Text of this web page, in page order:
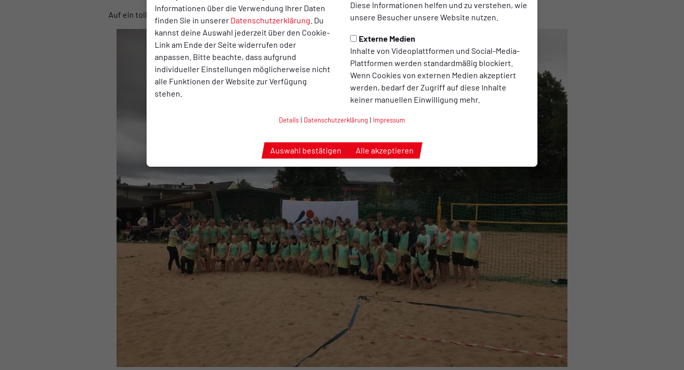
Informationen über die Verwendung Ihrer Daten
finden Sie in unserer Datenschutzerklärung . Du
kannst deine Auswahl jederzeit über den Cookie-
Link am Ende der Seite widerrufen oder
anpassen. Bitte beachte, dass aufgrund
individueller Einstellungen möglicherweise nicht
alle Funktionen der Website zur Verfügung
stehen.
Diese Informationen helfen und zu verstehen, wie
unsere Besucher unsere Website nutzen.
Externe Medien
Inhalte von Videoplattformen und Social-Media-
Plattformen werden standardmäßig blockiert.
Wenn Cookies von externen Medien akzeptiert
werden, bedarf der Zugriff auf diese Inhalte
keiner manuellen Einwilligung mehr.
Details | Datenschutzerklärung | Impressum
Auswahl bestätigen Alle akzeptieren
Auf ein tolles Beachvolleyball-Wochenende mit vielen Gästen und bester Stimmung auf und neben dem Feld!